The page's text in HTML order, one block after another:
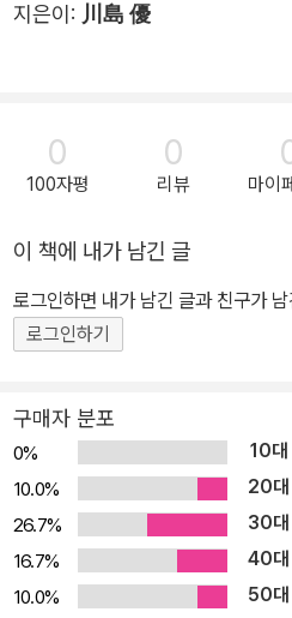
상 팝?록 부문 수상. 1991년 첫 에세
tion.jp/
지은이: 川島 優
0
100자평
0
리뷰 마이
이 책에 내가 남긴 글
로그인하면 내가 남긴 글과 친구가
로그인하기
구매자 분포
0% 10대
10.0%
20대
26.7%
30대
16.7%
40대
10.0%
50대